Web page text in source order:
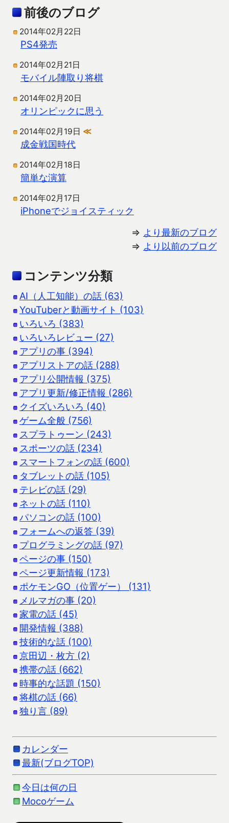
前後のブログ
2014年02月22日
PS4発売
2014年02月21日
モバイル陣取り将棋
2014年02月20日
オリンピックに思う
2014年02月19日 ≪
成金戦国時代
2014年02月18日
簡単な演算
2014年02月17日
iPhoneでジョイスティック
⇒ より最新のブログ
⇒ より以前のブログ
コンテンツ分類
AI（人工知能）の話 (63)
YouTuberと動画サイト (103)
いろいろ (383)
いろいろレビュー (27)
アプリの事 (394)
アプリストアの話 (288)
アプリ公開情報 (375)
アプリ更新/修正情報 (286)
クイズいろいろ (40)
ゲーム全般 (756)
スプラトゥーン (243)
スポーツの話 (234)
スマートフォンの話 (600)
タブレットの話 (105)
テレビの話 (29)
ネットの話 (110)
パソコンの話 (100)
フォームへの返答 (39)
プログラミングの話 (97)
ページの事 (150)
ページ更新情報 (173)
ポケモンGO（位置ゲー） (131)
メルマガの事 (20)
家電の話 (45)
開発情報 (388)
技術的な話 (100)
京田辺・枚方 (2)
携帯の話 (662)
時事的な話題 (150)
将棋の話 (66)
独り言 (89)
カレンダー
最新(ブログTOP)
今日は何の日
Mocoゲーム